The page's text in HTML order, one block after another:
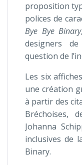
proposition
polices de
Bye Bye Binary
designers
question de
Les six
une création
à partir des
Bréchoises,
Johanna
inclusives de
Binary.